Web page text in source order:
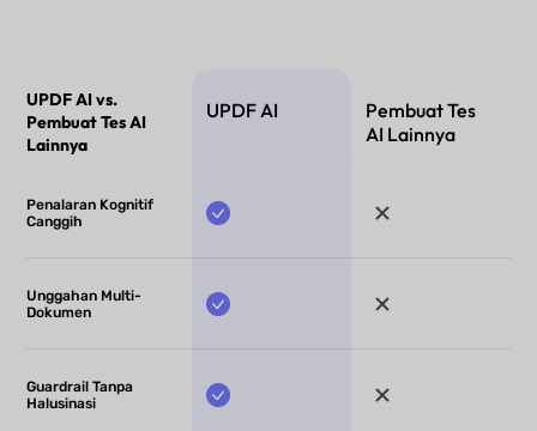
UPDF AI vs.
Pembuat Tes AI
Lainnya
UPDF AI
Pembuat Tes
AI Lainnya
Penalaran Kognitif
Canggih
Unggahan Multi-
Dokumen
Guardrail Tanpa
Halusinasi